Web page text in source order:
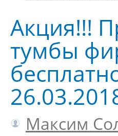
Акция!!!
тумбы
Максим